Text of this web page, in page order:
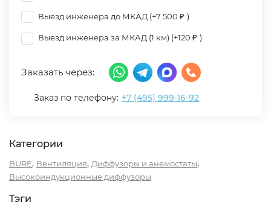
Выезд инженера до МКАД (+7 500 ₽ )
Выезд инженера за МКАД (1 км) (+120 ₽ )
Заказать через:
Заказ по телефону: +7 (495) 999-16-92
Категории
BURE, Вентиляция, Диффузоры и анемостаты,
Высокоиндукционные диффузоры
Тэги